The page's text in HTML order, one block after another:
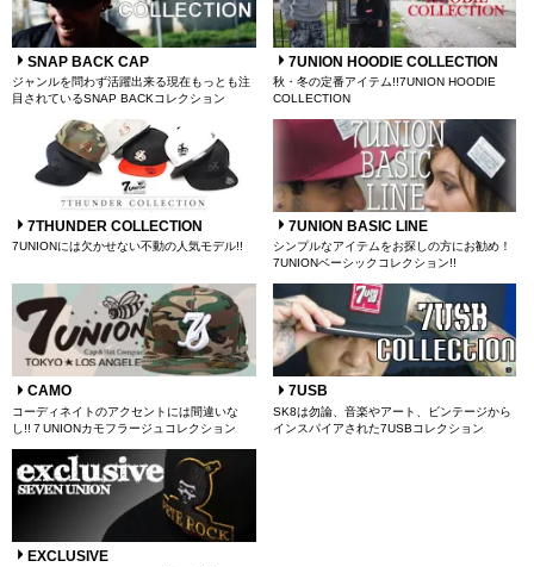
SNAP BACK CAP
ジャンルを問わず活躍出来る現在もっとも注
目されているSNAP BACKコレクション
7UNION HOODIE COLLECTION
秋・冬の定番アイテム!!7UNION HOODIE
COLLECTION
7THUNDER COLLECTION
7UNIONには欠かせない不動の人気モデル!!
7UNION BASIC LINE
シンプルなアイテムをお探しの方にお勧め！
7UNIONベーシックコレクション!!
CAMO
コーディネイトのアクセントには間違いな
し!!７UNIONカモフラージュコレクション
7USB
SK8は勿論、音楽やアート、ビンテージから
インスパイアされた7USBコレクション
EXCLUSIVE